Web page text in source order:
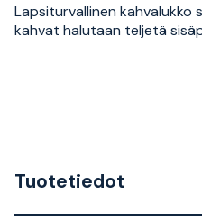
Lapsiturvallinen kahvalukko
kahvat halutaan teljetä
Tuotetiedot